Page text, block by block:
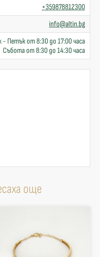
+359878812300
info@altin.bg
- Петък от 8:30 до 17:00 часа
Събота от 8:30 до 14:30 часа
още